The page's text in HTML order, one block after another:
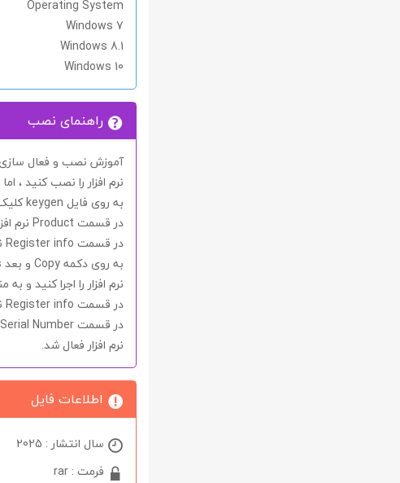
Operating System
Windows 7
Windows 8.1
Windows 10
راهنمای نصب
آموزش نصب و فعال سازی
نرم افزار را نصب کنید ، اما
به روی فایل keygen
در قسمت Productنرم
در قسمت Register info
به روی دکمهCopy و بعد
نرم افزار را اجرا کنید و به
در قسمت Register info
در قسمت Serial Number
نرم افزار فعال شد.
اطلاعات فایل
سال انتشار : 2025
فرمت : rar